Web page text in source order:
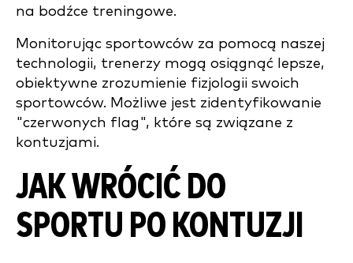
na bodźce treningowe.
Monitorując sportowców za pomocą naszej
technologii, trenerzy mogą osiągnąć lepsze,
obiektywne zrozumienie fizjologii swoich
sportowców. Możliwe jest zidentyfikowanie
"czerwonych flag", które są związane z
kontuzjami.
JAK WRÓCIĆ DO
SPORTU PO KONTUZJI